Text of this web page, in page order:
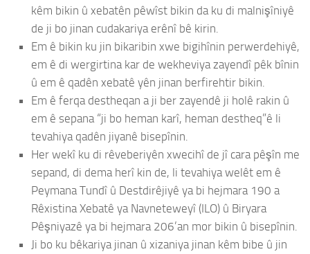
kêm bikin û xebatên pêwîst bikin da ku di malnişîniyê
de ji bo jinan cudakariya erênî bê kirin.
Em ê bikin ku jin bikaribin xwe bigihînin perwerdehiyê,
em ê di wergirtina kar de wekheviya zayendî pêk bînin
û em ê qadên xebatê yên jinan berfirehtir bikin.
Em ê ferqa destheqan a ji ber zayendê ji holê rakin û
em ê sepana “ji bo heman karî, heman destheq”ê li
tevahiya qadên jiyanê bisepînin.
Her wekî ku di rêveberiyên xwecihî de jî cara pêşîn me
sepand, di dema herî kin de, li tevahiya welêt em ê
Peymana Tundî û Destdirêjiyê ya bi hejmara 190 a
Rêxistina Xebatê ya Navneteweyî (ILO) û Biryara
Pêşniyazê ya bi hejmara 206’an mor bikin û bisepînin.
Ji bo ku bêkariya jinan û xizaniya jinan kêm bibe û jin